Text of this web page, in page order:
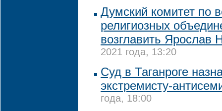
Думский комитет по
религиозных
возглавить Ярослав
2021 года, 13:20
Суд в Таганроге
экстремисту-
года, 18:00